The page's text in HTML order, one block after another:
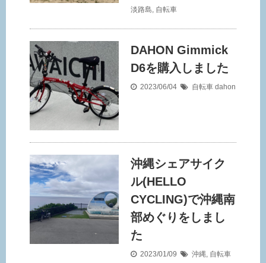
淡路島, 自転車
DAHON Gimmick
D6を購入しました
2023/06/04 自転車 dahon
沖縄シェアサイク
ル(HELLO
CYCLING)で沖縄南
部めぐりをしまし
た
2023/01/09 沖縄, 自転車